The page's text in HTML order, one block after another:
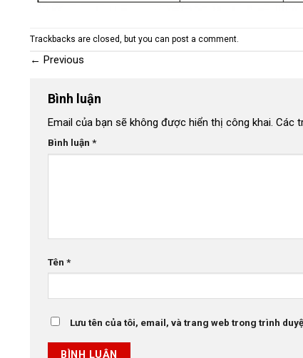
Trackbacks are closed, but you can post a comment
← Previous
Bình luận
Email của bạn sẽ không được hiển thị công khai. Các
Bình luận *
Tên *
Lưu tên của tôi, email, và trang web trong trình